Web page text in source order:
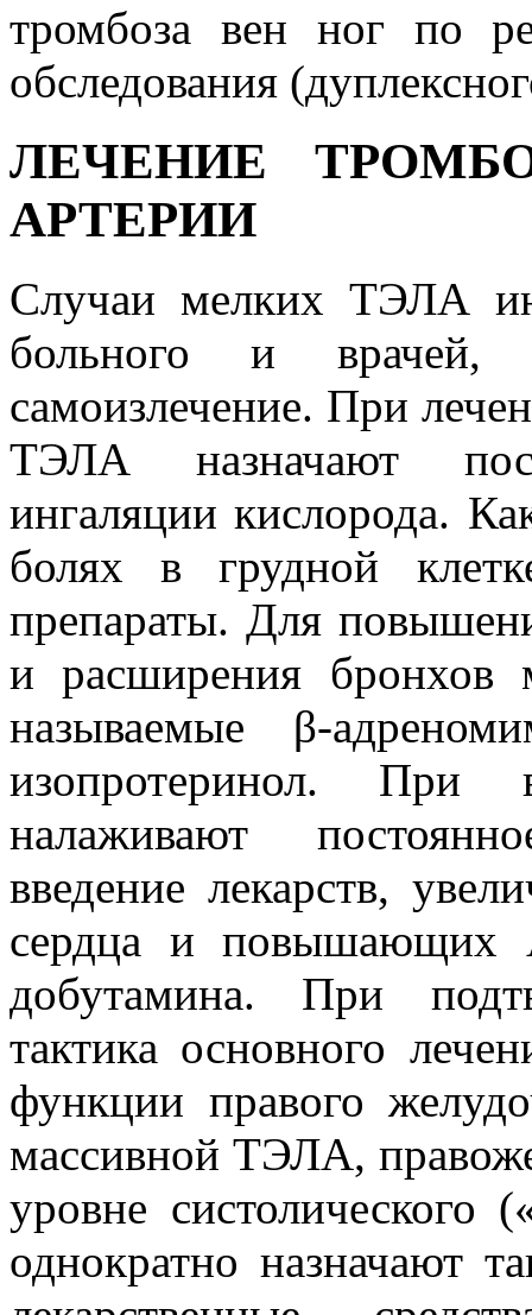
тромбоза вен ног по
обследования
ЛЕЧЕНИЕ
АРТЕРИИ
Случаи мелких ТЭЛА
больного и врачей,
самоизлечение. При
ТЭЛА назначают
ингаляции кислорода.
болях в грудной
препараты. Для
и расширения бронхов
называемые β-
изопротеринол.
налаживают
введение лекарств,
сердца и повышающих
добутамина. При
тактика основного
функции правого
массивной ТЭЛА,
уровне
однократно назначают